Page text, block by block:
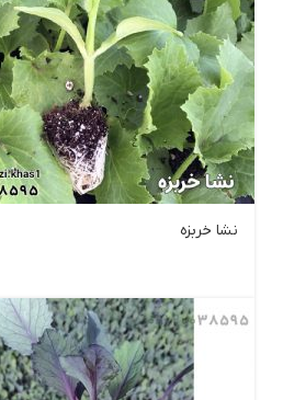
نشا خربزه